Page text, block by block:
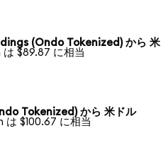
(Ondo Tokenized) から 米
は $89.87 に相当
Tokenized) から 米ドル
は $100.67 に相当